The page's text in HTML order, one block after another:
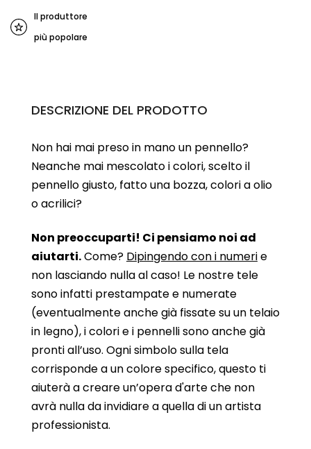
Il produttore
più popolare
DESCRIZIONE DEL PRODOTTO
Non hai mai preso in mano un pennello?
Neanche mai mescolato i colori, scelto il
pennello giusto, fatto una bozza, colori a olio
o acrilici?
Non preoccuparti! Ci pensiamo noi ad
aiutarti.Come? Dipingendo con i numerie
non lasciando nulla al caso! Le nostre tele
sono infatti prestampate e numerate
(eventualmente anche già fissate su un telaio
in legno), i colori e i pennelli sono anche già
pronti all’uso. Ogni simbolo sulla tela
corrisponde a un colore specifico, questo ti
aiuterà a creare un’opera d'arte che non
avrà nulla da invidiare a quella di un artista
professionista.